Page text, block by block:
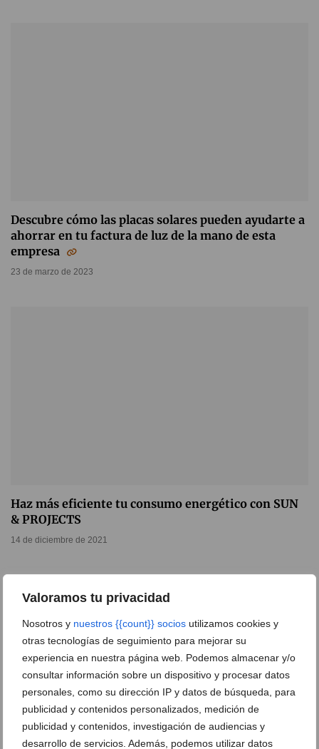
Valoramos tu privacidad
Nosotros y nuestros {{count}} socios utilizamos cookies y
otras tecnologías de seguimiento para mejorar su
experiencia en nuestra página web. Podemos almacenar y/o
consultar información sobre un dispositivo y procesar datos
personales, como su dirección IP y datos de búsqueda, para
publicidad y contenidos personalizados, medición de
publicidad y contenidos, investigación de audiencias y
desarrollo de servicios. Además, podemos utilizar datos
Descubre cómo las placas solares pueden ayudarte a
ahorrar en tu factura de luz de la mano de esta
empresa
23 de marzo de 2023
Haz más eficiente tu consumo energético con SUN
& PROJECTS
14 de diciembre de 2021